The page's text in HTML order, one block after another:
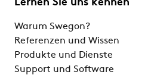
Lernen Sie uns kennen
Warum Swegon?
Referenzen und Wissen
Produkte und Dienste
Support und Software